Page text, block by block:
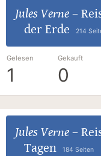
Jules Verne–
der Erde
214
Gelesen
1
Gekauft
0
Jules Verne–
Tagen
184 Seiten